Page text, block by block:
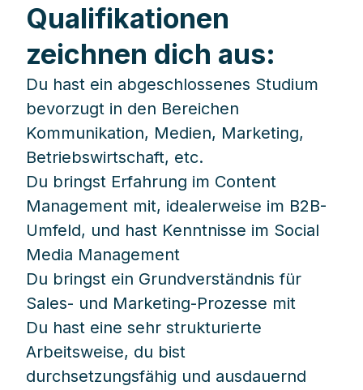
Qualifikationen
zeichnen dich aus:
Du hast ein abgeschlossenes Studium
bevorzugt in den Bereichen
Kommunikation, Medien, Marketing,
Betriebswirtschaft, etc.
Du bringst Erfahrung im Content
Management mit, idealerweise im B2B-
Umfeld, und hast Kenntnisse im Social
Media Management
Du bringst ein Grundverständnis für
Sales- und Marketing-Prozesse mit
Du hast eine sehr strukturierte
Arbeitsweise, du bist
durchsetzungsfähig und ausdauernd